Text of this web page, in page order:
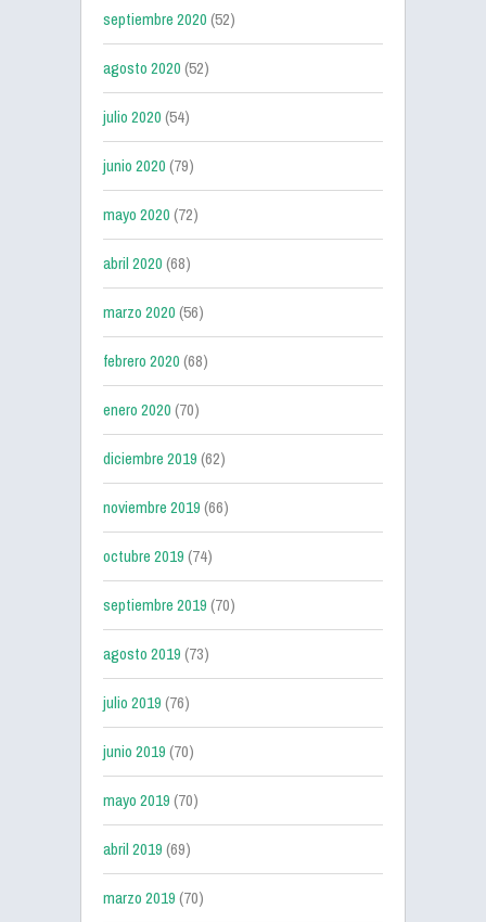
septiembre 2020(52)
agosto 2020(52)
julio 2020(54)
junio 2020(79)
mayo 2020(72)
abril 2020(68)
marzo 2020(56)
febrero 2020(68)
enero 2020(70)
diciembre 2019(62)
noviembre 2019(66)
octubre 2019(74)
septiembre 2019(70)
agosto 2019(73)
julio 2019(76)
junio 2019(70)
mayo 2019(70)
abril 2019(69)
marzo 2019(70)